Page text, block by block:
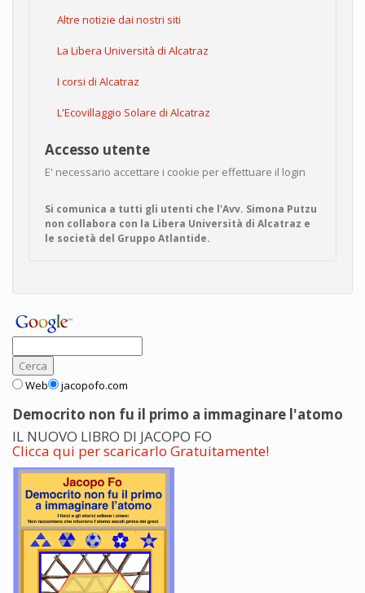
Altre notizie dai nostri siti
La Libera Università di Alcatraz
I corsi di Alcatraz
L'Ecovillaggio Solare di Alcatraz
Accesso utente
E' necessario accettare i cookie per effettuare il login
Si comunica a tutti gli utenti che l'Avv. Simona Putzu
non collabora con la Libera Università di Alcatraz e
le società del Gruppo Atlantide.
Web jacopofo.com
Democrito non fu il primo a immaginare l'atomo
IL NUOVO LIBRO DI JACOPO FO
Clicca qui per scaricarlo Gratuitamente!